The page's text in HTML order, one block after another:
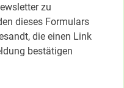
zu
dieses Formulars
die einen Link
bestätigen